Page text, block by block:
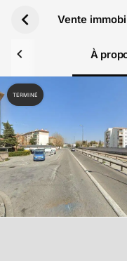
Vente
À
TERMINÉ